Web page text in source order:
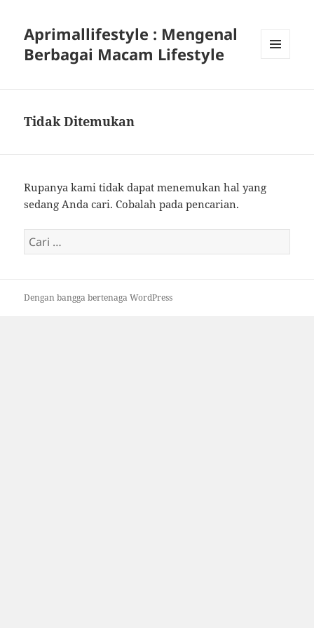
Aprimallifestyle : Mengenal
Berbagai Macam Lifestyle
Tidak Ditemukan
Rupanya kami tidak dapat menemukan hal yang
sedang Anda cari. Cobalah pada pencarian.
Cari
untuk:
Dengan bangga bertenaga WordPress